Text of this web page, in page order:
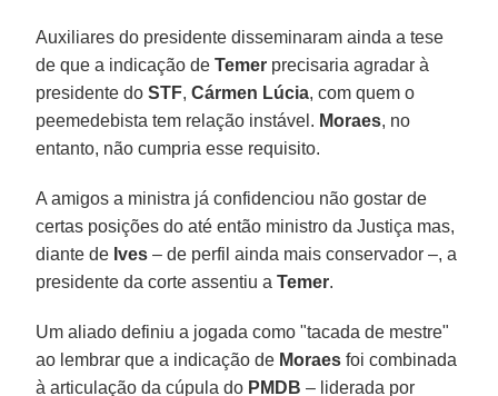
Auxiliares do presidente disseminaram ainda a tese
de que a indicação deTemer precisaria agradar à
presidente doSTF,Cármen Lúcia, com quem o
peemedebista tem relação instável. Moraes, no
entanto, não cumpria esse requisito.
A amigos a ministra já confidenciou não gostar de
certas posições do até então ministro da Justiça mas,
diante de Ives – de perfil ainda mais conservador –, a
presidente da corte assentiu aTemer.
Um aliado definiu a jogada como "tacada de mestre"
ao lembrar que a indicação de Moraes foi combinada
à articulação da cúpula do PMDB – liderada por